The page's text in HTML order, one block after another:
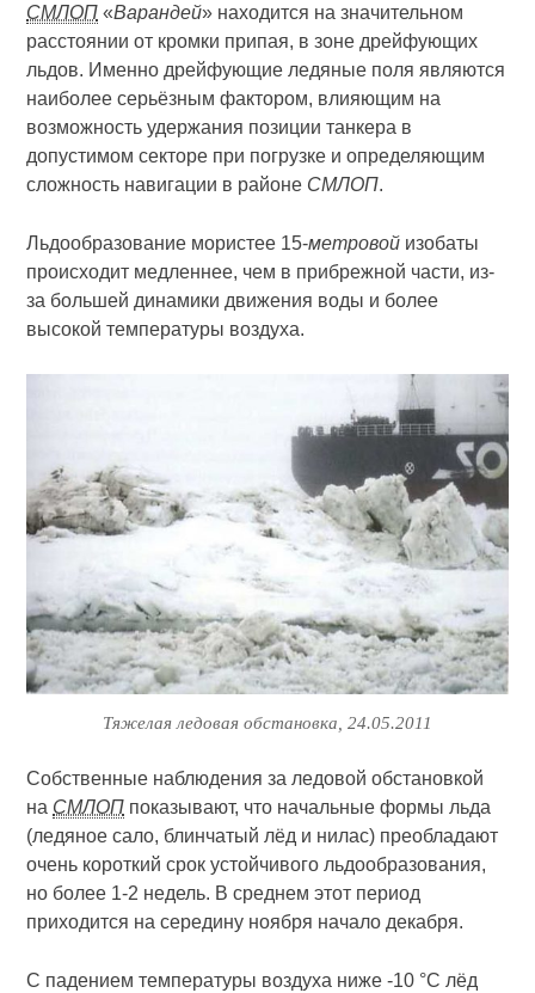
СМЛОП «Варандей» находится на значительном
расстоянии от кромки припая, в зоне дрейфующих
льдов. Именно дрейфующие ледяные поля являются
наиболее серьёзным фактором, влияющим на
возможность удержания позиции танкера в
допустимом секторе при погрузке и определяющим
сложность навигации в районе СМЛОП.
Льдообразование мористее 15-метровой изобаты
происходит медленнее, чем в прибрежной части, из-
за большей динамики движения воды и более
высокой температуры воздуха.
Тяжелая ледовая обстановка, 24.05.2011
Собственные наблюдения за ледовой обстановкой
на СМЛОП показывают, что начальные формы льда
(ледяное сало, блинчатый лёд и нилас) преобладают
очень короткий срок устойчивого льдообразования,
но более 1-2 недель. В среднем этот период
приходится на середину ноября начало декабря.
С падением температуры воздуха ниже -10 °С лёд